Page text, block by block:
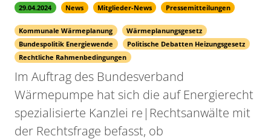
29.04.2024 News Mitglieder-News Pressemitteilungen
Kommunale Wärmeplanung
Wärmeplanungsgesetz
Bundespolitik Energiewende
Politische Debatten Heizungsgesetz
Rechtliche Rahmenbedingungen
Im Auftrag des Bundesverband
Wärmepumpe hat sich die auf Energierecht
spezialisierte Kanzlei re|Rechtsanwälte mit
der Rechtsfrage befasst, ob